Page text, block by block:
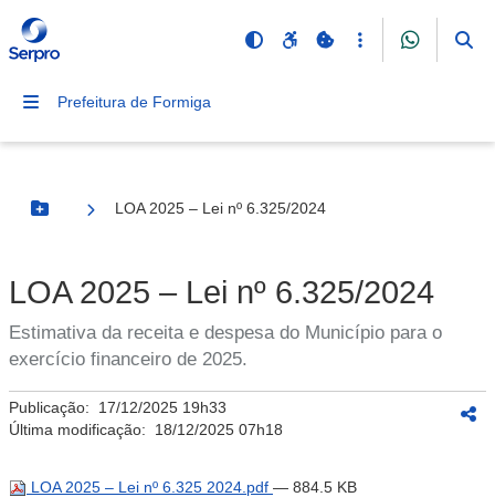
Prefeitura de Formiga
Botão Menu
LOA 2025 – Lei nº 6.325/2024
LOA 2025 – Lei nº 6.325/2024
Estimativa da receita e despesa do Município para o
exercício financeiro de 2025.
Publicação: 17/12/2025 19h33
Última modificação: 18/12/2025 07h18
LOA 2025 – Lei nº 6.325 2024.pdf — 884.5 KB